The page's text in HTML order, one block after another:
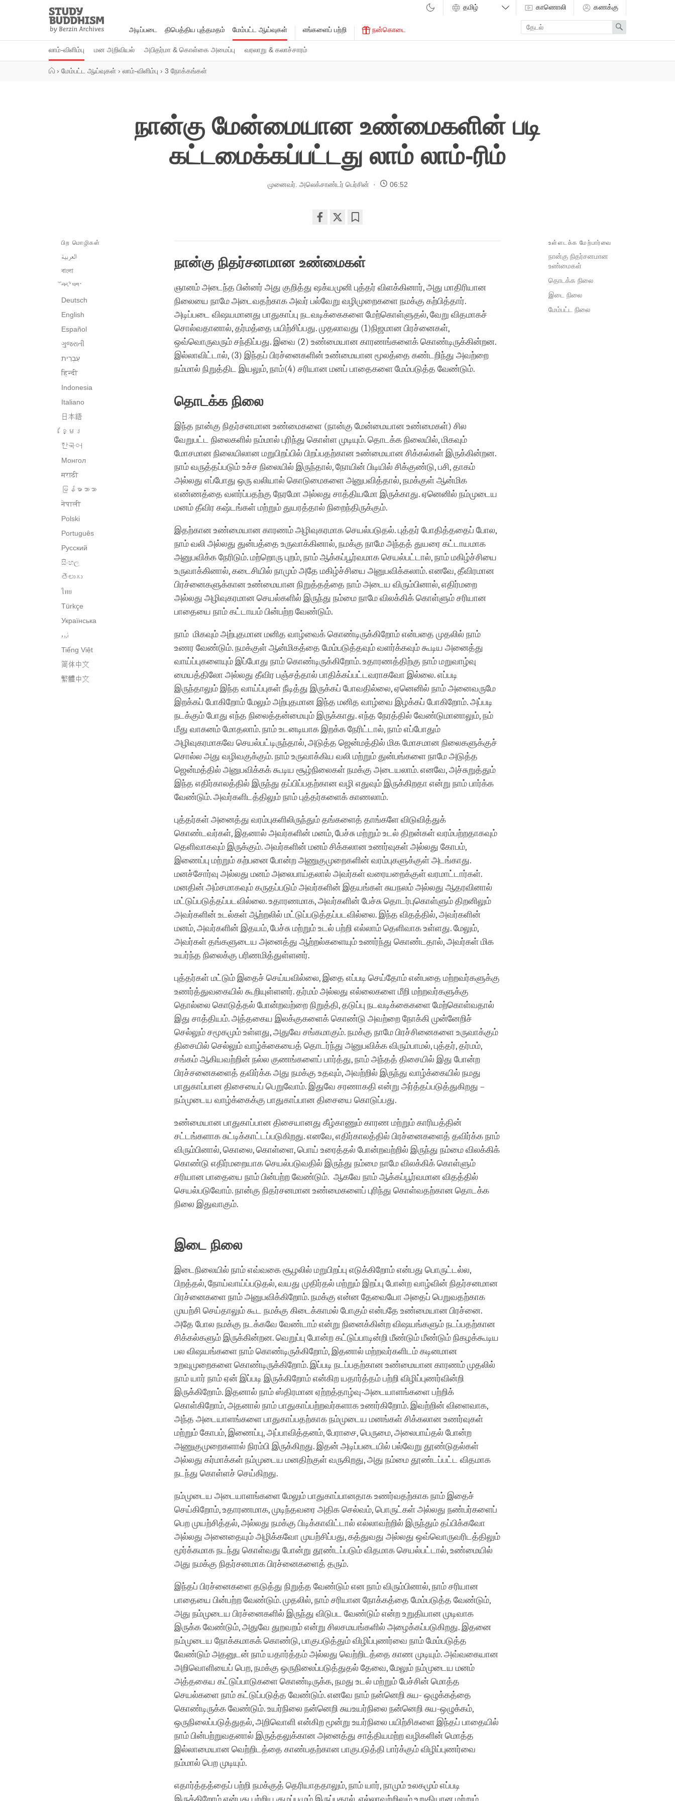
Study
Buddhism
Home
அடிப்படை திபெத்திய புத்தமதம் மேம்பட்ட ஆய்வுகள்
லாம்-விளிம்பு மன அறிவியல் அபிதர்மா & கொள்கை அமைப்பு வரலாறு & கலாச்சாரம்
எங்களைப் பற்றி நன்கொடை
காணொலி கணக்கு
Enter
search
term
Search
› மேம்பட்ட ஆய்வுகள் › லாம்-விளிம்பு › 3 நோக்கங்கள்
நான்கு மேன்மையான உண்மைகளின் படி
கட்டமைக்கப்பட்டது லாம் லாம்-ரிம்
முனைவர். அலெக்சாண்டர் பெர்சின் 06:52
on
facebook
உள்ளடக்க மேற்பார்வை
நான்கு நிதர்சனமான
உண்மைகள்
தொடக்க நிலை
இடை நிலை
மேம்பட்ட நிலை
பிற மொழிகள்
العربية
বাংলা
བོད་ཡིག་
Deutsch
English
Español
ગુજરાતી
हिन्दी
Indonesia
Italiano
日本語
ខ្មែរ
한국어
Монгол
मराठी
မြန်မာဘာသာ
नेपाली
Polski
Português
Русский
සිංහල
తెలుగు
ไทย
Türkçe
Українська
اُردو
Tiếng Việt
简体中文
繁體中文
நான்கு நிதர்சனமான உண்மைகள்
ஞானம் அடைந்த பின்னர் அது குறித்து ஷக்யமுனி புத்தர் விளக்கினார், அது மாதிரியான
நிலையை நாமே அடைவதற்காக அவர் பல்வேறு வழிமுறைகளை நமக்கு கற்பித்தார்.
அடிப்படை விஷயமானது பாதுகாப்பு நடவடிக்கைகளை மேற்கொள்ளுதல், வேறு விதமாகச்
சொல்வதானால், தர்மத்தை பயிற்சிப்பது. முதலாவது (1)நிஜமான பிரச்னைகள்,
ஒவ்வொருவரும் சந்திப்பது. இவை (2) உண்மையான காரணங்களைக் கொண்டிருக்கின்றன.
இல்லாவிட்டால், (3) இந்தப் பிரச்னைகளின் உண்மையான மூலத்தை கண்டறிந்து அவற்றை
நம்மால் நிறுத்திட இயலும், நாம்(4) சரியான மனப் பாதைகளை மேம்படுத்த வேண்டும்.
தொடக்க நிலை
இந்த நான்கு நிதர்சனமான உண்மைகளை (நான்கு மேன்மையான உண்மைகள்) சில
வேறுபட்ட நிலைகளில் நம்மால் புரிந்து கொள்ள முடியும். தொடக்க நிலையில், மிகவும்
மோசமான நிலையிலான மறுபிறப்பில் பிறப்பதற்கான உண்மையான சிக்கல்கள் இருக்கின்றன.
நாம் வருத்தப்படும் உச்ச நிலையில் இருந்தால், நோயின் பிடியில் சிக்குண்டு, பசி, தாகம்
அல்லது எப்போது ஒரு வலியால் கொடுமைகளை அனுபவித்தால், நமக்குள் ஆன்மிக
எண்ணத்தை வளர்ப்பதற்கு நேரமோ அல்லது சாத்தியமோ இருக்காது. ஏனெனில் நம்முடைய
மனம் தீவிர கஷ்டங்கள் மற்றும் துயரத்தால் நிறைந்திருக்கும்.
இதற்கான உண்மையான காரணம் அழிவுகரமாக செயல்படுதல். புத்தர் போதித்ததைப் போல,
நாம் வலி அல்லது துன்பத்தை உருவாக்கினால், நமக்கு நாமே அந்தத் துயரை கட்டாயமாக
அனுபவிக்க நேரிடும். மற்றொரு புறம், நாம் ஆக்கப்பூர்வமாக செயல்பட்டால், நாம் மகிழ்ச்சியை
உருவாக்கினால், கடைசியில் நாமும் அதே மகிழ்ச்சியை அனுபவிக்கலாம். எனவே, தீவிரமான
பிரச்னைகளுக்கான உண்மையான நிறுத்தத்தை நாம் அடைய விரும்பினால், எதிர்மறை
அல்லது அழிவுகரமான செயல்களில் இருந்து நம்மை நாமே விலக்கிக் கொள்ளும் சரியான
பாதையை நாம் கட்டாயம் பின்பற்ற வேண்டும்.
நாம் மிகவும் அற்புதமான மனித வாழ்வைக் கொண்டிருக்கிறோம் என்பதை முதலில் நாம்
உணர வேண்டும். நமக்குள் ஆன்மிகத்தை மேம்படுத்தவும் வளர்க்கவும் கூடிய அனைத்து
வாய்ப்புகளையும் இப்போது நாம் கொண்டிருக்கிறோம். உதாரணத்திற்கு நாம் மறுவாழ்வு
மையத்திலோ அல்லது தீவிர பஞ்சத்தால் பாதிக்கப்பட்டவராகவோ இல்லை. எப்படி
இருந்தாலும் இந்த வாய்ப்புகள் நீடித்து இருக்கப் போவதில்லை, ஏனெனில் நாம் அனைவருமே
இறக்கப் போகிறோம் மேலும் அற்புதமான இந்த மனித வாழ்வை இழக்கப் போகிறோம். அப்படி
நடக்கும் போது எந்த நிலைத்தன்மையும் இருக்காது. எந்த நேரத்தில் வேண்டுமானாலும், நம்
மீது வாகனம் மோதலாம். நாம் உடனடியாக இறக்க நேரிட்டால், நாம் எப்போதும்
அழிவுகரமாகவே செயல்பட்டிருந்தால், அடுத்த ஜென்மத்தில் மிக மோசமான நிலைகளுக்குச்
சொல்ல அது வழிவகுக்கும். நாம் உருவாக்கிய வலி மற்றும் துன்பங்களை நாமே அடுத்த
ஜென்மத்தில் அனுபவிக்கக் கூடிய சூழ்நிலைகள் நமக்கு அடையலாம். எனவே, அச்சுறுத்தும்
இந்த எதிர்காலத்தில் இருந்து தப்பிப்பதற்கான வழி எதுவும் இருக்கிறதா என்று நாம் பார்க்க
வேண்டும். அவர்களிடத்திலும் நாம் புத்தர்களைக் காணலாம்.
புத்தர்கள் அனைத்து வரம்புகளிலிருந்தும் தங்களைத் தாங்களே விடுவித்துக்
கொண்டவர்கள், இதனால் அவர்களின் மனம், பேச்சு மற்றும் உடல் திறன்கள் வரம்பற்றதாகவும்
தெளிவாகவும் இருக்கும். அவர்களின் மனம் சிக்கலான உணர்வுகள் அல்லது கோபம்,
இணைப்பு மற்றும் கற்பனை போன்ற அணுகுமுறைகளின் வரம்புகளுக்குள் அடங்காது.
மனச்சோர்வு அல்லது மனம் அலைபாய்தலால் அவர்கள் வரையறைக்குள் வரமாட்டார்கள்.
மனதின் அம்சமாகவும் கருதப்படும் அவர்களின் இதயங்கள் சுயநலம் அல்லது ஆதரவினால்
மட்டுப்படுத்தப்படவில்லை. உதாரணமாக, அவர்களின் பேச்சு தொடர்புகொள்ளும் திறனிலும்
அவர்களின் உடல்கள் ஆற்றலில் மட்டுப்படுத்தப்படவில்லை. இந்த விதத்தில், அவர்களின்
மனம், அவர்களின் இதயம், பேச்சு மற்றும் உடல் பற்றி எல்லாம் தெளிவாக உள்ளது. மேலும்,
அவர்கள் தங்களுடைய அனைத்து ஆற்றல்களையும் உணர்ந்து கொண்டதால், அவர்கள் மிக
உயர்ந்த நிலைக்கு பரிணமித்துள்ளனர்.
புத்தர்கள் மட்டும் இதைச் செய்யவில்லை, இதை எப்படி செய்தோம் என்பதை மற்றவர்களுக்கு
உணர்த்துவகையில் கூறியுள்ளனர். தர்மம் அல்லது எல்லைகளை மீறி மற்றவர்களுக்கு
தொல்லை கொடுத்தல் போன்றவற்றை நிறுத்தி, தடுப்பு நடவடிக்கைகளை மேற்கொள்வதால்
இது சாத்தியம். அத்தகைய இலக்குகளைக் கொண்டு அவற்றை நோக்கி முன்னேறிச்
செல்லும் சமூகமும் உள்ளது, அதுவே சங்கமாகும். நமக்கு நாமே பிரச்சினைகளை உருவாக்கும்
திசையில் செல்லும் வாழ்க்கையைத் தொடர்ந்து அனுபவிக்க விரும்பாமல், புத்தர், தர்மம்,
சங்கம் ஆகியவற்றின் நல்ல குணங்களைப் பார்த்து, நாம் அந்தத் திசையில் இது போன்ற
பிரச்சனைகளைத் தவிர்க்க அது நமக்கு உதவும், அவற்றில் இருந்து வாழ்க்கையில் நமது
பாதுகாப்பான திசையைப் பெறுவோம். இதுவே சரணாகதி என்று அர்த்தப்படுத்துகிறது –
நம்முடைய வாழ்க்கைக்கு பாதுகாப்பான திசையை கொடுப்பது.
உண்மையான பாதுகாப்பான திசையானது கீழ்காணும் காரண மற்றும் காரியத்தின்
சட்டங்களாக சுட்டிக்காட்டப்படுகிறது. எனவே, எதிர்காலத்தில் பிரச்னைகளைத் தவிர்க்க நாம்
விரும்பினால், கொலை, கொள்ளை, பொய் உரைத்தல் போன்றவற்றில் இருந்து நம்மை விலக்கிக்
கொண்டு எதிர்மறையாக செயல்படுவதில் இருந்து நம்மை நாமே விலக்கிக் கொள்ளும்
சரியான பாதையை நாம் பின்பற்ற வேண்டும். ஆகவே நாம் ஆக்கப்பூர்வமான விதத்தில்
செயல்படுவோம். நான்கு நிதர்சனமான உண்மைகளைப் புரிந்து கொள்வதற்கான தொடக்க
நிலை இதுவாகும்.
இடை நிலை
இடைநிலையில் நாம் எவ்வகை சூழலில் மறுபிறப்பு எடுக்கிறோம் என்பது பொருட்டல்ல,
பிறத்தல், நோய்வாய்ப்படுதல், வயது முதிர்தல் மற்றும் இறப்பு போன்ற வாழ்வின் நிதர்சனமான
பிரச்னைகளை நாம் அனுபவிக்கிறோம். நமக்கு என்ன தேவையோ அதைப் பெறுவதற்காக
முயற்சி செய்தாலும் கூட நமக்கு கிடைக்காமல் போகும் என்பதே உண்மையான பிரச்னை.
அதே போல நமக்கு நடக்கவே வேண்டாம் என்று நினைக்கின்ற விஷயங்களும் நடப்பதற்கான
சிக்கல்களும் இருக்கின்றன. வெறுப்பு போன்ற கட்டுப்பாடின்றி மீண்டும் மீண்டும் நிகழக்கூடிய
பல விஷயங்களை நாம் கொண்டிருக்கிறோம், இதனால் மற்றவர்களிடம் கடினமான
உறவுமுறைகளை கொண்டிருக்கிறோம். இப்படி நடப்பதற்கான உண்மையான காரணம் முதலில்
நாம் யார் நாம் ஏன் இப்படி இருக்கிறோம் என்கிற யதார்த்தம் பற்றி விழிப்புணர்வின்றி
இருக்கிறோம். இதனால் நாம் ஸ்திரமான ஏற்றத்தாழ்வு-அடையாளங்களை பற்றிக்
கொள்கிறோம், அதனால் நாம் பாதுகாப்பற்றவர்களாக உணர்கிறோம். இவற்றின் விளைவாக,
அந்த அடையாளங்களை பாதுகாப்பதற்காக நம்முடைய மனங்கள் சிக்கலான உணர்வுகள்
மற்றும் கோபம், இணைப்பு, அப்பாவித்தனம், பேராசை, பெருமை, அலைபாய்தல் போன்ற
அணுகுமுறைகளால் நிரம்பி இருக்கிறது. இதன் அடிப்படையில் பல்வேறு தூண்டுதல்கள்
அல்லது கர்மாக்கள் நம்முடைய மனதிற்குள் வருகிறது, அது நம்மை தூண்டப்பட்ட விதமாக
நடந்து கொள்ளச் செய்கிறது.
நம்முடைய அடையாளங்களை மேலும் பாதுகாப்பானதாக உணர்வதற்காக நாம் இதைச்
செய்கிறோம், உதாரணமாக, முடிந்தவரை அதிக செல்வம், பொருட்கள் அல்லது நண்பர்களைப்
பெற முயற்சித்தல், அல்லது நமக்கு பிடிக்காவிட்டால் எல்லாவற்றில் இருந்தும் தப்பிக்கவோ
அல்லது அனைதையும் அழிக்கவோ முயற்சிப்பது, கத்துவது அல்லது ஒவ்வொருவரிடத்திலும்
மூர்க்கமாக நடந்து கொள்வது போன்று தூண்டப்படும் விதமாக செயல்பட்டால், உண்மையில்
அது நமக்கு நிதர்சனமாக பிரச்னைகளைத் தரும்.
இந்தப் பிரச்னைகளை தடுத்து நிறுத்த வேண்டும் என நாம் விரும்பினால், நாம் சரியான
பாதையை பின்பற்ற வேண்டும். முதலில், நாம் சரியான நோக்கத்தை மேம்படுத்த வேண்டும்,
அது நம்முடைய பிரச்னைகளில் இருந்து விடுபட வேண்டும் என்ற உறுதியான முடிவாக
இருக்க வேண்டும், அதுவே துறவறம் என்று சிலசமயங்களில் அழைக்கப்படுகிறது. இதனை
நம்முடைய நோக்கமாகக் கொண்டு, பாகுபடுத்தும் விழிப்புணர்வை நாம் மேம்படுத்த
வேண்டும் அதனுடன் நாம் யதார்த்தம் அல்லது வெற்றிடத்தை காண முடியும். அவ்வகையான
அறிவொளியைப் பெற, நமக்கு ஒருநிலைப்படுத்துதல் தேவை, மேலும் நம்முடைய மனம்
அத்தகைய கட்டுப்பாடுகளை கொண்டிருக்க, நமது உடல் மற்றும் பேச்சின் மொத்த
செயல்களை நாம் கட்டுப்படுத்த வேண்டும். எனவே நாம் நன்னெறி சுய- ஒழுக்கத்தை
கொண்டிருக்க வேண்டும். உயர்நிலை நன்னெறி சுயஉயர்நிலை நன்னெறி சுய-ஒழுக்கம்,
ஒருநிலைப்படுத்துதல், அறிவொளி என்கிற மூன்று உயர்நிலை பயிற்சிகளை இந்தப் பாதையில்
நாம் பின்பற்றுவதனால் இருத்தலுக்கான அனைத்து சாத்தியமற்ற வழிகளின் மொத்த
இல்லாமையான வெற்றிடத்தை காண்பதற்கான பாகுபடுத்தி பார்க்கும் விழிப்புணர்வை
நம்மால் பெற முடியும்.
எதார்த்தத்தைப் பற்றி நமக்குத் தெரியாததாலும், நாம் யார், நாமும் உலகமும் எப்படி